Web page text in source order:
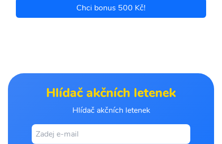
Chci bonus 500 Kč!
Hlídač akčních letenek
Hlídač akčních letenek